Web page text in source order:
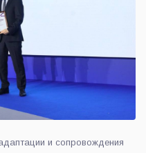
и сопровождения